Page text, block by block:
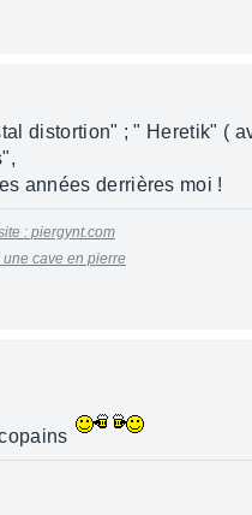
distortion" ; " Heretik" (
années derrières moi !
: piergynt.com
cave en pierre